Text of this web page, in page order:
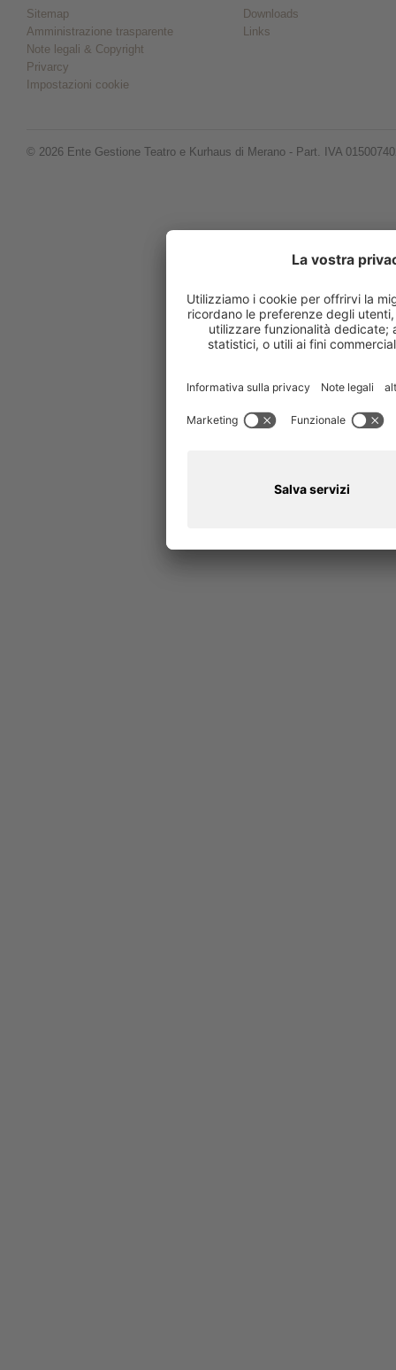
Sitemap
Amministrazione trasparente
Note legali & Copyright
Privarcy
Impostazioni cookie
Downloads
Links
© 2026 Ente Gestione Teatro e Kurhaus di Merano - Part. IVA